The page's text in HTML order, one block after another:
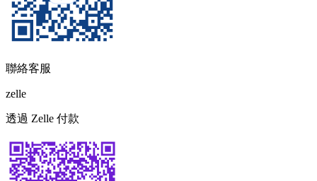
聯絡客服
zelle
透過 Zelle 付款